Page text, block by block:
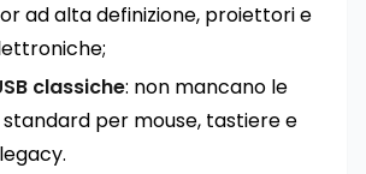
ad alta definizione, proiettori e
classiche: non mancano le
standard per mouse, tastiere e